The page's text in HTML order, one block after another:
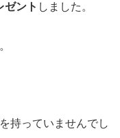
ゼント しました。
持っていませんでし